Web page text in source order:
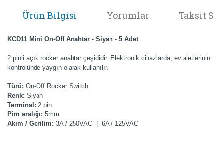
Ürün Bilgisi Yorumlar Taksit
KCD11 Mini On-Off Anahtar - Siyah - 5 Adet
2 pinli açık rocker anahtar çeşididir. Elektronik cihazlarda, ev aletlerinin
kontrolünde yaygın olarak kullanılır.
Türü: On-Off Rocker Switch
Renk: Siyah
Terminal: 2 pin
Pim aralığı: 5mm
Akım / Gerilim: 3A / 250VAC | 6A / 125VAC